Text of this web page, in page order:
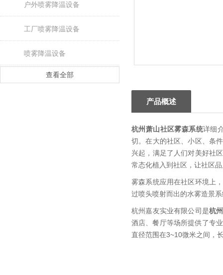
户外喷雾降温设备
工厂喷雾降温设备
喷雾降温设备
查看全部
产品概述
杭州萧山社区雾森系统详细
切。在大的社区、小区、条
兴起，满足了人们对美好社
常态化植入到社区，让社区
雾森系统应用在社区环境上
过喷头喷射而出的水雾造景
杭州嘉友实业有限公司是杭
酒店、餐厅等场所提供了专
直径范围在3~10微米之间，